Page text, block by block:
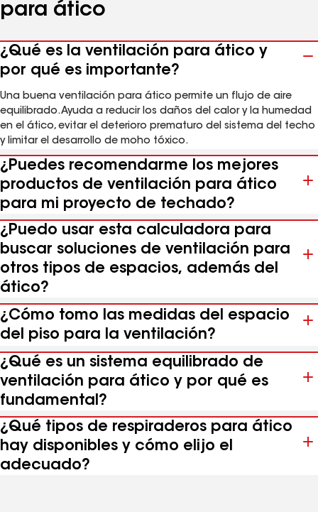
para ático
¿Qué es la ventilación para ático y
por qué es importante?
Una buena ventilación para ático permite un flujo de aire
equilibrado. Ayuda a reducir los daños del calor y la humedad
en el ático, evitar el deterioro prematuro del sistema del techo
y limitar el desarrollo de moho tóxico.
¿Puedes recomendarme los mejores
productos de ventilación para ático
para mi proyecto de techado?
¿Puedo usar esta calculadora para
buscar soluciones de ventilación para
otros tipos de espacios, además del
ático?
¿Cómo tomo las medidas del espacio
del piso para la ventilación?
¿Qué es un sistema equilibrado de
ventilación para ático y por qué es
fundamental?
¿Qué tipos de respiraderos para ático
hay disponibles y cómo elijo el
adecuado?